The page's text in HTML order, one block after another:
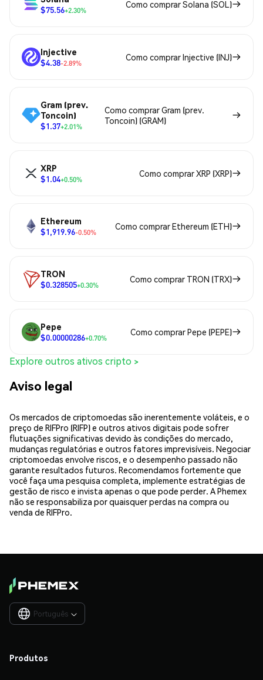
$75.56+2.30%
Como comprar Solana (SOL)
Injective
$4.38-2.89%
Como comprar Injective (INJ)
Gram (prev.
Toncoin)
$1.37+2.01%
Como comprar Gram (prev.
Toncoin) (GRAM)
XRP
$1.04+0.50%
Como comprar XRP (XRP)
Ethereum
$1,919.96-0.50%
Como comprar Ethereum (ETH)
TRON
$0.328505+0.30%
Como comprar TRON (TRX)
Pepe
$0.00000286+0.70%
Como comprar Pepe (PEPE)
Explore outros ativos cripto >
Aviso legal
Os mercados de criptomoedas são inerentemente voláteis, e o
preço de RIFPro (RIFP) e outros ativos digitais pode sofrer
flutuações significativas devido às condições do mercado,
mudanças regulatórias e outros fatores imprevisíveis. Negociar
criptomoedas envolve riscos, e o desempenho passado não
garante resultados futuros. Recomendamos fortemente que
você faça uma pesquisa completa, implemente estratégias de
gestão de risco e invista apenas o que pode perder. A Phemex
não se responsabiliza por quaisquer perdas na compra ou
venda de RIFPro.
Português 
Produtos